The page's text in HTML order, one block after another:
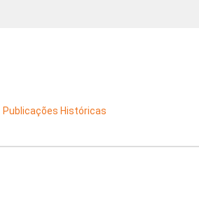
Publicações Históricas